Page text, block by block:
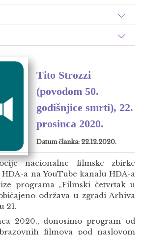
Tito Strozzi
(povodom 50.
godišnjice smrti), 22.
prosinca 2020.
Datum članka: 22.12.2020.
nacionalne filmske zbirke
a na YouTube kanalu HDA-a
programa „Filmski četvrtak u
održava u zgradi Arhiva
21.
2020., donosimo program od
filmova pod naslovom